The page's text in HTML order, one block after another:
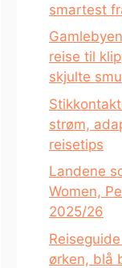
smartest
reise til
skjulte
strøm,
reisetips
Landene
Women,
2025/26
ørken, blå